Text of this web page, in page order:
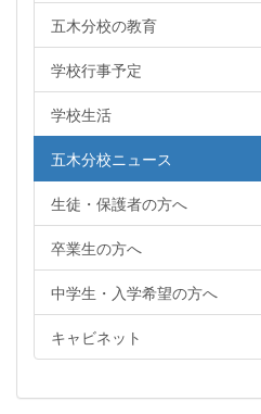
五木分校の教育
学校行事予定
学校生活
五木分校ニュース
生徒・保護者の方へ
卒業生の方へ
中学生・入学希望の方へ
キャビネット